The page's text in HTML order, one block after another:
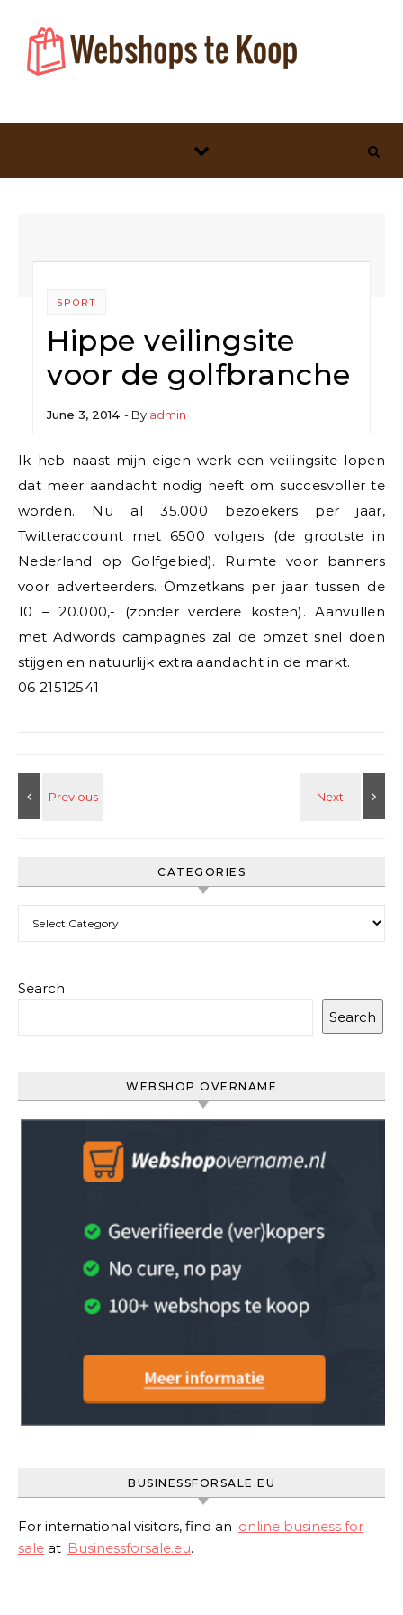
SPORT
Hippe veilingsite
voor de golfbranche
June 3, 2014 - By admin
Ik heb naast mijn eigen werk een veilingsite lopen
dat meer aandacht nodig heeft om succesvoller te
worden. Nu al 35.000 bezoekers per jaar,
Twitteraccount met 6500 volgers (de grootste in
Nederland op Golfgebied). Ruimte voor banners
voor adverteerders. Omzetkans per jaar tussen de
10 – 20.000,- (zonder verdere kosten). Aanvullen
met Adwords campagnes zal de omzet snel doen
stijgen en natuurlijk extra aandacht in de markt.
06 21512541
CATEGORIES
Search
Search
WEBSHOP OVERNAME
BUSINESSFORSALE.EU
For international visitors, find an online business for
sale at Businessforsale.eu.